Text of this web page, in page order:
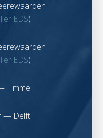
EDS)
EDS)
Timmel
— Delft